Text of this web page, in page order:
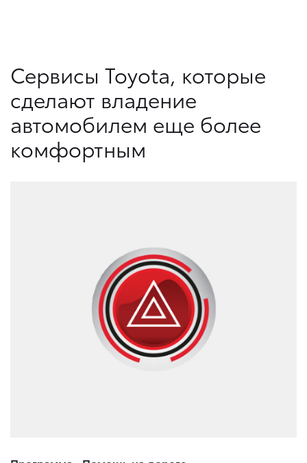
Сервисы Toyota, которые
сделают владение
автомобилем еще более
комфортным